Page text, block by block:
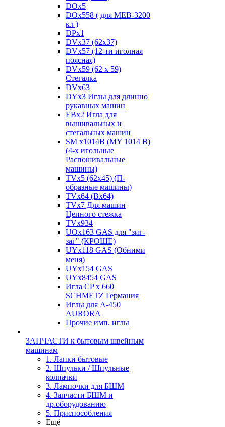
DOx5
DOx558 ( для MEB-3200
кл )
DPx1
DVx37 (62x37)
DVx57 (12-ти иголная
поясная)
DVx59 (62 x 59)
Стегалка
DVx63
DYx3 Иглы для длинно
рукавных машин
EBx2 Игла для
вышивальных и
стегальных машин
SM x1014B (MY 1014 B)
(4-х игольные
Распошивальные
машины)
TVх5 (62х45) (П-
образные машины)
TVх64 (Вх64)
TVх7 Для машин
Цепного стежка
TVх934
UOx163 GAS для "зиг-
заг" (КРОШЕ)
UYx118 GAS (Обними
меня)
UYx154 GAS
UYx8454 GAS
Игла CP х 660
SCHMETZ Германия
Иглы для А-450
AURORA
Прочие имп. иглы
ЗАПЧАСТИ к бытовым швейным
машинам
1. Лапки бытовые
2. Шпульки / Шпульные
колпачки
3. Лампочки для БШМ
4. Запчасти БШМ и
др.оборудованию
5. Приспособления
Ещё